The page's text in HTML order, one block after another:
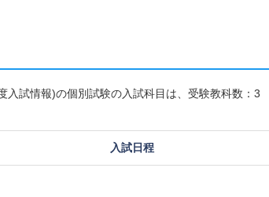
入試情報)の個別試験の入試科目は、受験教科数：3
入試日程